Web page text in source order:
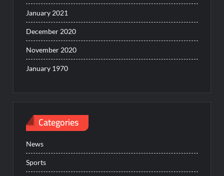
January 2021
December 2020
November 2020
January 1970
Categories
News
Sports